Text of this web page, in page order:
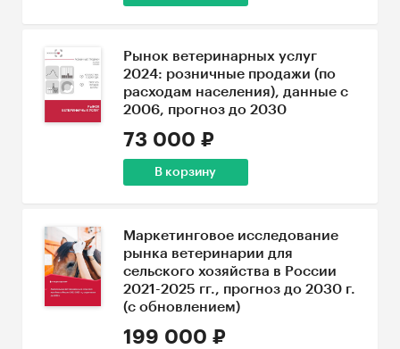
Рынок ветеринарных услуг
2024: розничные продажи (по
расходам населения), данные с
2006, прогноз до 2030
73 000 ₽
В корзину
Маркетинговое исследование
рынка ветеринарии для
сельского хозяйства в России
2021-2025 гг., прогноз до 2030 г.
(с обновлением)
199 000 ₽